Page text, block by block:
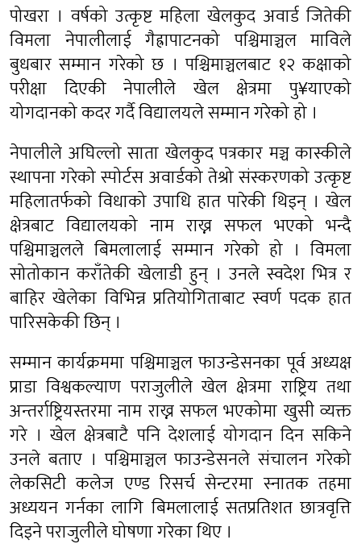
पोखरा । वर्षको उत्कृष्ट महिला खेलकुद अवार्ड जितेकी
विमला नेपालीलाई गैह्रापाटनको पश्चिमाञ्चल माविले
बुधबार सम्मान गरेको छ । पश्चिमाञ्चलबाट १२ कक्षाको
परीक्षा दिएकी नेपालीले खेल क्षेत्रमा पु¥याएको
योगदानको कदर गर्दै विद्यालयले सम्मान गरेको हो ।
नेपालीले अघिल्लो साता खेलकुद पत्रकार मञ्च कास्कीले
स्थापना गरेको स्पोर्टस अवार्डको तेश्रो संस्करणको उत्कृष्ट
महिलातर्फको विधाको उपाधि हात पारेकी थिइन् । खेल
क्षेत्रबाट विद्यालयको नाम राख्न सफल भएको भन्दै
पश्चिमाञ्चलले बिमलालाई सम्मान गरेको हो । विमला
सोतोकान कराँतेकी खेलाडी हुन् । उनले स्वदेश भित्र र
बाहिर खेलेका विभिन्न प्रतियोगिताबाट स्वर्ण पदक हात
पारिसकेकी छिन् ।
सम्मान कार्यक्रममा पश्चिमाञ्चल फाउन्डेसनका पूर्व अध्यक्ष
प्राडा विश्वकल्याण पराजुलीले खेल क्षेत्रमा राष्ट्रिय तथा
अन्तर्राष्ट्रियस्तरमा नाम राख्न सफल भएकोमा खुसी व्यक्त
गरे । खेल क्षेत्रबाटै पनि देशलाई योगदान दिन सकिने
उनले बताए । पश्चिमाञ्चल फाउन्डेसनले संचालन गरेको
लेकसिटी कलेज एण्ड रिसर्च सेन्टरमा स्नातक तहमा
अध्ययन गर्नका लागि बिमलालाई सतप्रतिशत छात्रवृत्ति
दिइने पराजुलीले घोषणा गरेका थिए ।